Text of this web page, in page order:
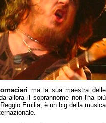
ma la sua maestra delle
allora il soprannome non l'ha più
Emilia, è un big della musica